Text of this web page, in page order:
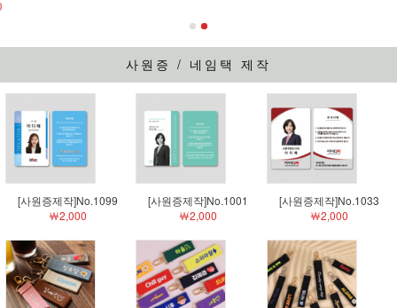
사원증 / 네임택 제작
[사원증제작]No.1099
￦2,000
[사원증제작]No.1001
￦2,000
[사원증제작]No.1033
￦2,000